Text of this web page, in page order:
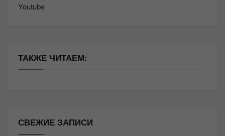
Youtube
ТАКЖЕ ЧИТАЕМ:
СВЕЖИЕ ЗАПИСИ